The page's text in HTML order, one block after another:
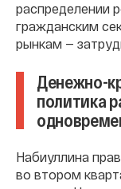
распределении
гражданским
рынкам —
Денежно-
политика
Набиуллина
во втором